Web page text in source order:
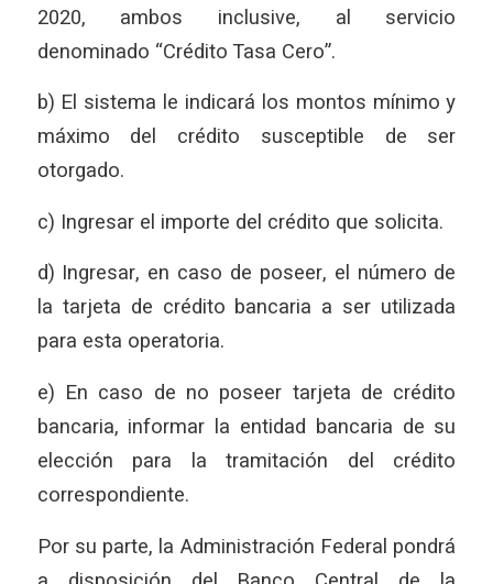
2020, ambos inclusive, al servicio
denominado “Crédito Tasa Cero”.
b) El sistema le indicará los montos mínimo y
máximo del crédito susceptible de ser
otorgado.
c) Ingresar el importe del crédito que solicita.
d) Ingresar, en caso de poseer, el número de
la tarjeta de crédito bancaria a ser utilizada
para esta operatoria.
e) En caso de no poseer tarjeta de crédito
bancaria, informar la entidad bancaria de su
elección para la tramitación del crédito
correspondiente.
Por su parte, la Administración Federal pondrá